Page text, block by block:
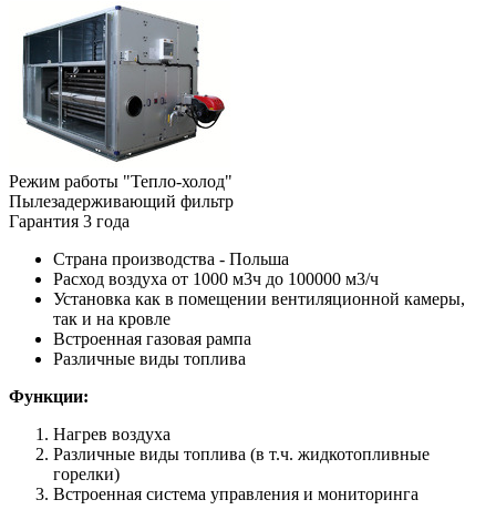
Режим работы "Тепло-холод"
Пылезадерживающий фильтр
Гарантия 3 года
Страна производства - Польша
Расход воздуха от 1000 м3ч до 100000 м3/ч
Установка как в помещении вентиляционной камеры,
так и на кровле
Встроенная газовая рампа
Различные виды топлива
Функции:
Нагрев воздуха
Различные виды топлива (в т.ч. жидкотопливные
горелки)
Встроенная система управления и мониторинга